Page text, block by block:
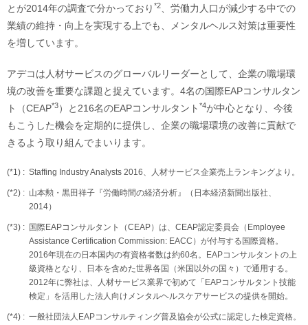
とが2014年の調査で分かっており *2
、労働力人口が減少する中での
業績の維持・向上を実現する上でも、メンタルヘルス対策は重要性
を増しています。
アデコは人材サービスのグローバルリーダーとして、企業の職場環
境の改善を重要な課題と捉えています。4名の国際EAPコンサルタン
ト（CEAP*3）と216名のEAPコンサルタント *4が中心となり、今後
もこうした機会を定期的に提供し、企業の職場環境の改善に貢献で
きるよう取り組んでまいります。
(*1) : Staffing Industry Analysts 2016、人材サービス企業売上ランキングより。
(*2) : 山本勲・黒田祥子『労働時間の経済分析』（日本経済新聞出版社、
2014）
(*3) : 国際EAPコンサルタント（CEAP）は、CEAP認定委員会（Employee
Assistance Certification Commission: EACC）が付与する国際資格。
2016年現在の日本国内の有資格者数は約60名。EAPコンサルタントの上
級資格となり、日本を含めた世界各国（米国以外の国々）で通用する。
2012年に弊社は、人材サービス業界で初めて「EAPコンサルタント技能
検定」を活用した法人向けメンタルヘルスケアサービスの提供を開始。
(*4) : 一般社団法人EAPコンサルティング普及協会が公式に認定した検定資格。